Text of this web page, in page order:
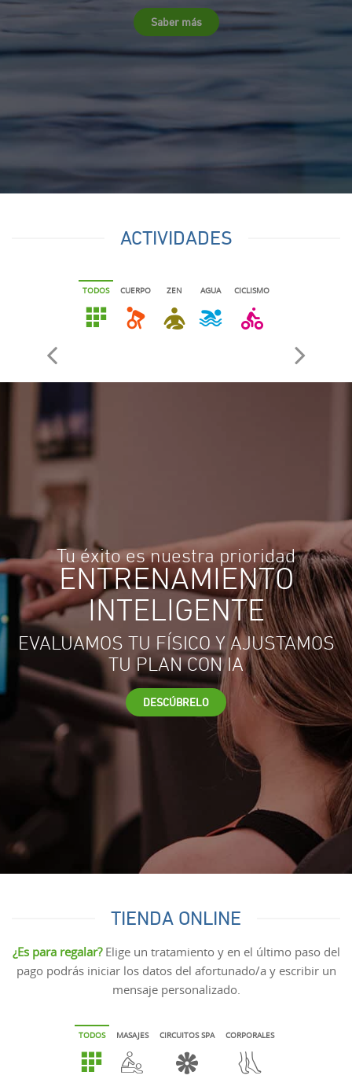
Saber más
ACTIVIDADES
TODOS CUERPO ZEN AGUA CICLISMO
Tu éxito es nuestra prioridad
ENTRENAMIENTO
INTELIGENTE
EVALUAMOS TU FÍSICO Y AJUSTAMOS
TU PLAN CON IA
DESCÚBRELO
TIENDA ONLINE
¿Es para regalar?Elige un tratamiento y en el último paso del
pago podrás iniciar los datos del afortunado/a y escribir un
mensaje personalizado.
TODOS MASAJES CIRCUITOS SPA CORPORALES